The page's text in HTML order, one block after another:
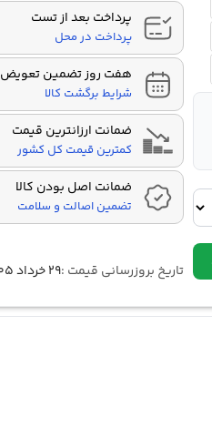
پرداخت بعد از تست
پرداخت در محل
هفت روز تضمین تعویض
شرایط برگشت کالا
ضمانت ارزانترین قیمت
کمترین قیمت کل کشور
ضمانت اصل بودن کالا
تضمین اصالت و سلامت
تاریخ بروزرسانی قیمت :۲۹ خرداد ۱۴۰۵